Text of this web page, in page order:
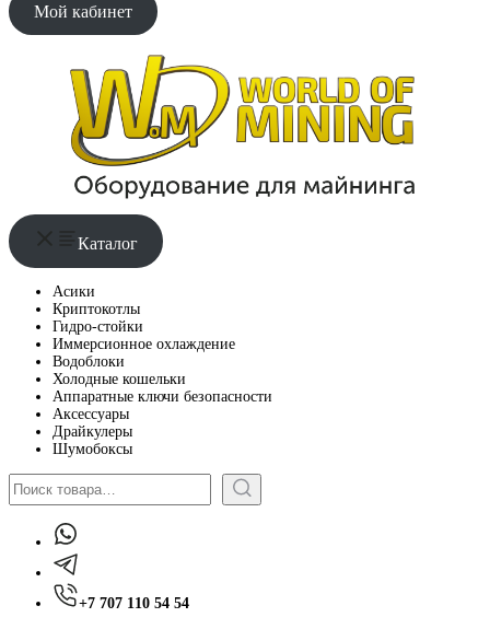
Мой кабинет
Каталог
Асики
Криптокотлы
Гидро-стойки
Иммерсионное охлаждение
Водоблоки
Холодные кошельки
Аппаратные ключи безопасности
Аксессуары
Драйкулеры
Шумобоксы
Поиск
+7 707 110 54 54